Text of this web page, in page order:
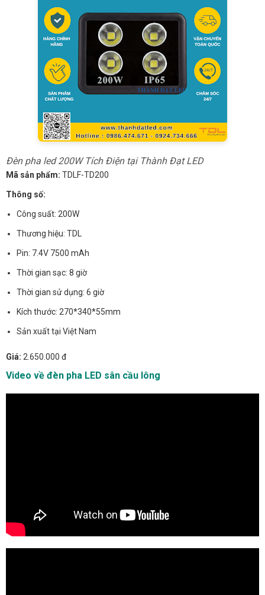
Đèn pha led 200W Tích Điện tại Thành Đạt LED
Mã sản phẩm: TDLF-TD200
Thông số:
Công suất: 200W
Thương hiệu: TDL
Pin: 7.4V 7500 mAh
Thời gian sạc: 8 giờ
Thời gian sử dụng: 6 giờ
Kích thước: 270*340*55mm
Sản xuất tại Việt Nam
Giá: 2.650.000 đ
Video về đèn pha LED sân cầu lông